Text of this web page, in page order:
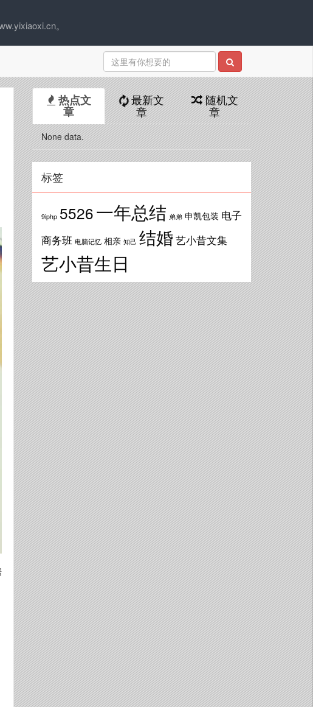
。
热点文
章
最新文
章
随机文
章
None data.
标签
9iphp 5526一年总结 弟弟 申凯包装 电子
商务班 电脑记忆 相亲 知己 结婚 艺小昔文集
艺小昔生日